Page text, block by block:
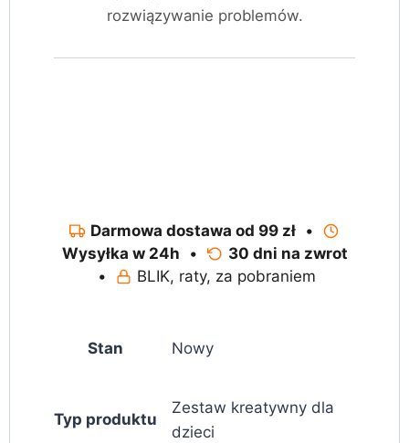
rozwiązywanie problemów.
Darmowa dostawa od 99 zł •
Wysyłka w 24h •
30 dni na zwrot
•
BLIK, raty, za pobraniem
Stan Nowy
Typ produktu
Zestaw kreatywny dla
dzieci